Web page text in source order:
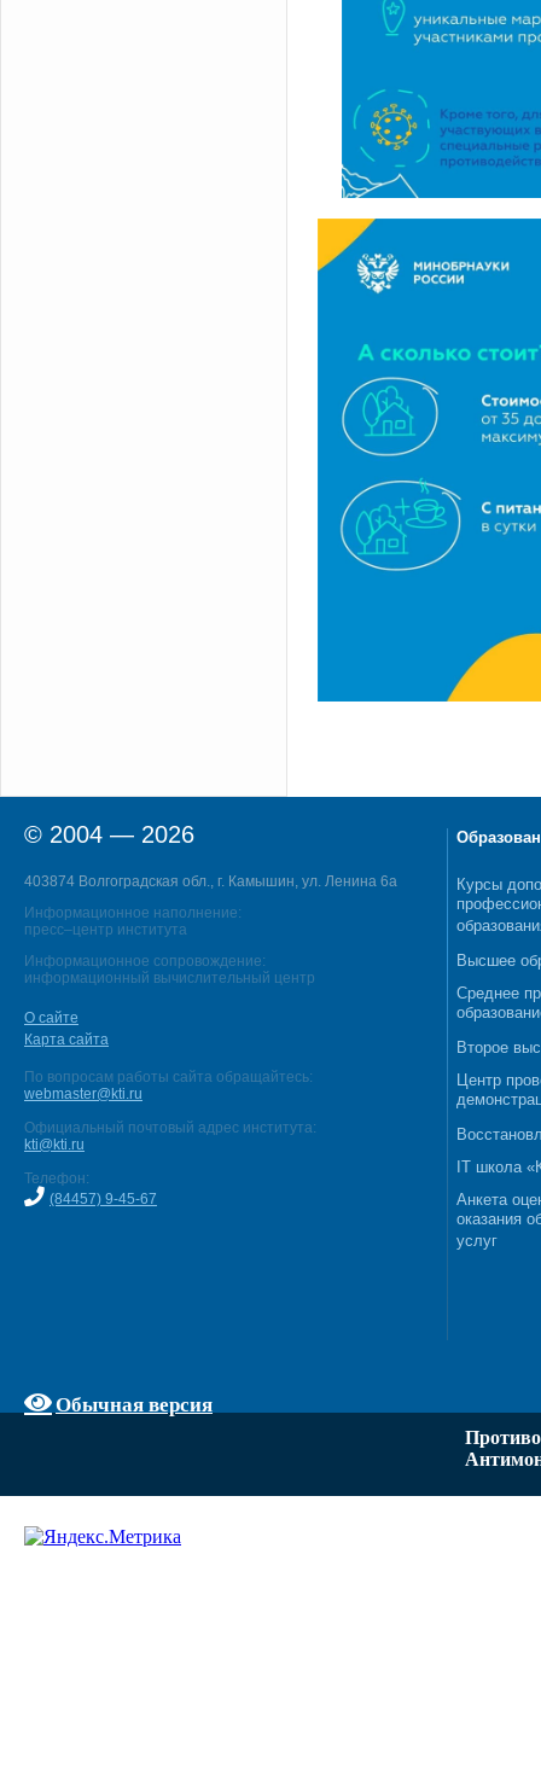
© 2004 — 2026
403874 Волгоградская обл., г. Камышин, ул. Ленина 6а
Информационное наполнение:
пресс–центр института
Информационное сопровождение:
информационный вычислительный центр
О сайте
Карта сайта
По вопросам работы сайта обращайтесь:
webmaster@kti.ru
Официальный почтовый адрес института:
kti@kti.ru
Телефон:
(84457) 9-45-67
Обычная версия
Курсы
Высшее
Среднее
Второе
Центр
IT школа
Анкета
оказания
услуг